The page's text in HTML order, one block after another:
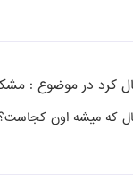
کرد در موضوع :
که میشه اون